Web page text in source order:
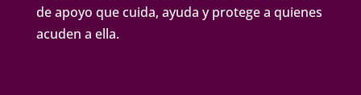
de apoyo que cuida, ayuda y protege a quienes
acuden a ella.